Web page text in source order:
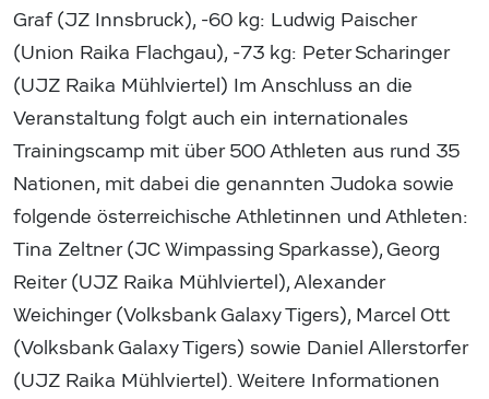
Graf (JZ Innsbruck), -60 kg: Ludwig Paischer
(Union Raika Flachgau), -73 kg: Peter Scharinger
(UJZ Raika Mühlviertel) Im Anschluss an die
Veranstaltung folgt auch ein internationales
Trainingscamp mit über 500 Athleten aus rund 35
Nationen, mit dabei die genannten Judoka sowie
folgende österreichische Athletinnen und Athleten:
Tina Zeltner (JC Wimpassing Sparkasse), Georg
Reiter (UJZ Raika Mühlviertel), Alexander
Weichinger (Volksbank Galaxy Tigers), Marcel Ott
(Volksbank Galaxy Tigers) sowie Daniel Allerstorfer
(UJZ Raika Mühlviertel). Weitere Informationen